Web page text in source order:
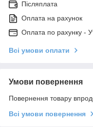
Післяплата
Оплата на рахунок
Оплата по рахунку -
Всі умови оплати
Умови повернення
Повернення товару
Всі умови повернення